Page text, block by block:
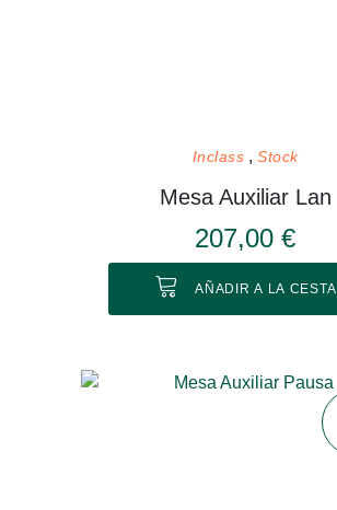
Inclass Stock
Mesa Auxiliar Lan
207,00 €
AÑADIR A LA CESTA